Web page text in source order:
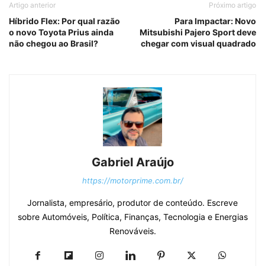
Artigo anterior
Híbrido Flex: Por qual razão
o novo Toyota Prius ainda
não chegou ao Brasil?
Próximo artigo
Para Impactar: Novo
Mitsubishi Pajero Sport deve
chegar com visual quadrado
Gabriel Araújo
https://motorprime.com.br/
Jornalista, empresário, produtor de conteúdo. Escreve
sobre Automóveis, Política, Finanças, Tecnologia e Energias
Renováveis.